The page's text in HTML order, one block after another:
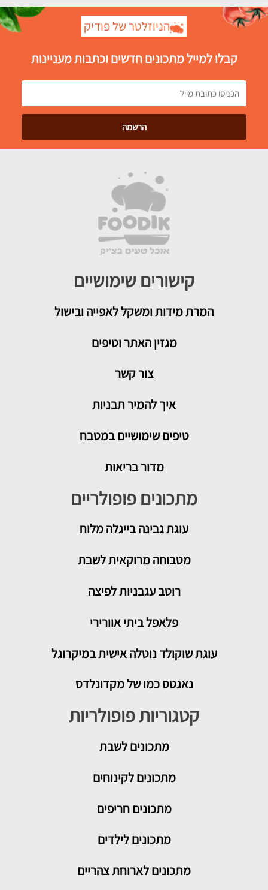
הניוזלטר של פודיק
קבלו למייל מתכונים חדשים וכתבות מעניינות
קישורים שימושיים
המרת מידות ומשקל לאפייה ובישול
מגזין האתר וטיפים
צור קשר
איך להמיר תבניות
טיפים שימושיים במטבח
מדור בריאות
מתכונים פופולריים
עוגת גבינה בייגלה מלוח
מטבוחה מרוקאית לשבת
רוטב עגבניות לפיצה
פלאפל ביתי אוורירי
עוגת שוקולד נוטלה אישית במיקרוגל
נאגטס כמו של מקדונלדס
קטגוריות פופולריות
מתכוניםלשבת
מתכונים לקינוחים
מתכונים חריפים
מתכונים לילדים
מתכונים לארוחת צהריים